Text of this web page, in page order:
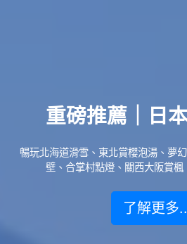
重磅推薦｜日
暢玩北海道滑雪、東北賞櫻泡湯、夢
壁、合掌村點燈、關西大阪賞
了解更多